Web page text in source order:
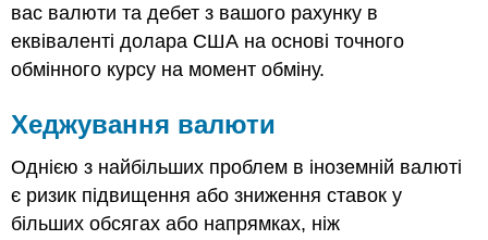
вас валюти та дебет з вашого рахунку в
еквіваленті долара США на основі точного
обмінного курсу на момент обміну.
Хеджування валюти
Однією з найбільших проблем в іноземній валюті
є ризик підвищення або зниження ставок у
більших обсягах або напрямках, ніж